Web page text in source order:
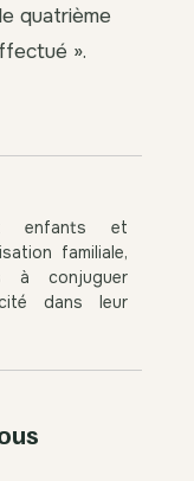
quatrième
».
enfants et
familiale,
à conjuguer
dans leur